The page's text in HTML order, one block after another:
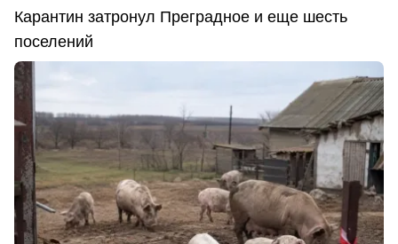
Карантин затронул Преградное и еще шесть
поселений